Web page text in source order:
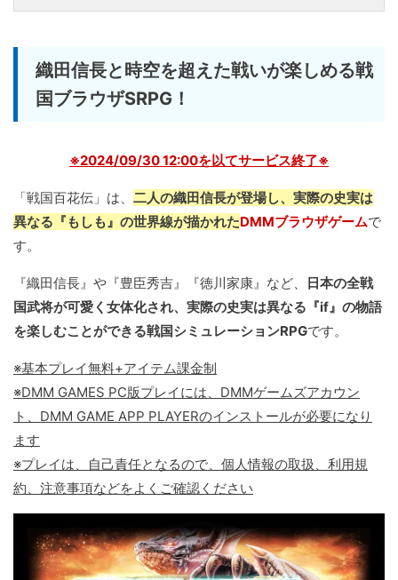
織田信長と時空を超えた戦いが楽しめる戦
国ブラウザSRPG！
※2024/09/30 12:00を以てサービス終了※
「戦国百花伝」は、 二人の織田信長が登場し、実際の史実は
異なる『もしも』の世界線が描かれたDMMブラウザゲームで
す。
『織田信長』や『豊臣秀吉』『徳川家康』など、
日本の全戦
国武将が可愛く女体化され、実際の史実は異なる『if』の物語
を楽しむことができる戦国シミュレーションRPGです。
※基本プレイ無料+アイテム課金制
※DMM GAMES PC版プレイには、DMMゲームズアカウン
ト、DMM GAME APP PLAYERのインストールが必要になり
ます
※プレイは、自己責任となるので、個人情報の取扱、利用規
約、注意事項などをよくご確認ください